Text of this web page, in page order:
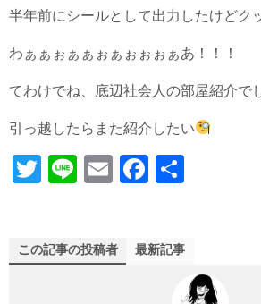
半年前にシールとして出力したけどク
わぁぁぉぁぁぉぁぉぉぉぁあ！！！
てわけでね、底辺社会人の部屋紹介で
引っ越したらまた紹介したい
T
r
Li
E
Fa
ok
この記事の投稿者 最新記事